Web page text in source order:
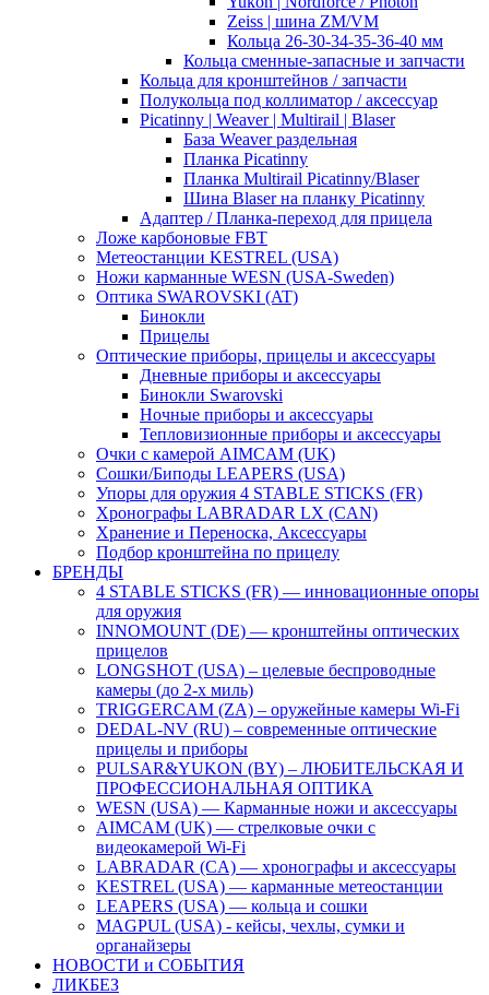
Zeiss | шина ZM/VM
Кольца 26-30-34-35-36-40 мм
Кольца сменные-запасные и запчасти
Кольца для кронштейнов / запчасти
Полукольца под коллиматор / аксессуар
Picatinny | Weaver | Multirail | Blaser
База Weaver раздельная
Планка Picatinny
Планка Multirail Picatinny/Blaser
Шина Blaser на планку Picatinny
Адаптер / Планка-переход для прицела
Ложе карбоновые FBT
Метеостанции KESTREL (USA)
Ножи карманные WESN (USA-Sweden)
Оптика SWAROVSKI (AT)
Бинокли
Прицелы
Оптические приборы, прицелы и аксессуары
Дневные приборы и аксессуары
Бинокли Swarovski
Ночные приборы и аксессуары
Тепловизионные приборы и аксессуары
Очки с камерой AIMCAM (UK)
Сошки/Биподы LEAPERS (USA)
Упоры для оружия 4 STABLE STICKS (FR)
Хронографы LABRADAR LX (CAN)
Хранение и Переноска, Аксессуары
Подбор кронштейна по прицелу
БРЕНДЫ
4 STABLE STICKS (FR) — инновационные опоры
для оружия
INNOMOUNT (DE) — кронштейны оптических
прицелов
LONGSHOT (USA) – целевые беспроводные
камеры (до 2-х миль)
TRIGGERCAM (ZA) – оружейные камеры Wi-Fi
DEDAL-NV (RU) – современные оптические
прицелы и приборы
PULSAR&YUKON (BY) – ЛЮБИТЕЛЬСКАЯ И
ПРОФЕССИОНАЛЬНАЯ ОПТИКА
WESN (USA) — Карманные ножи и аксессуары
AIMCAM (UK) — стрелковые очки с
видеокамерой Wi-Fi
LABRADAR (CA) — хронографы и аксессуары
KESTREL (USA) — карманные метеостанции
LEAPERS (USA) — кольца и сошки
MAGPUL (USA) - кейсы, чехлы, сумки и
органайзеры
НОВОСТИ и СОБЫТИЯ
ЛИКБЕЗ